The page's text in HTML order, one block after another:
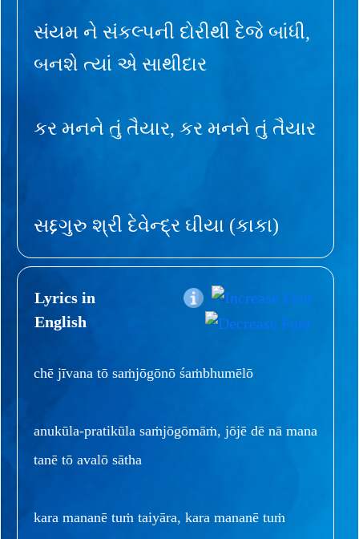
સંયમ ને સંકલ્પની દોરીથી દેજે બાંધી,
બનશે ત્યાં એ સાથીદાર
કર મનને તું તૈયાર, કર મનને તું તૈયાર
સદ્દગુરુ શ્રી દેવેન્દ્ર ઘીયા (કાકા)
Lyrics in
English
chē jīvana tō saṁjōgōnō śaṁbhumēlō
anukūla-pratikūla saṁjōgōmāṁ, jōjē dē nā mana
tanē tō avalō sātha
kara mananē tuṁ taiyāra, kara mananē tuṁ